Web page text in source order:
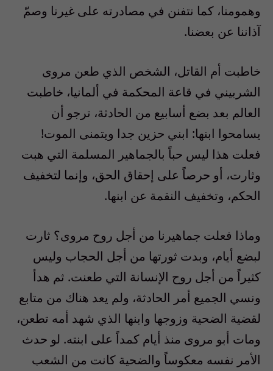
وهمومنا، كما نتفنن في مصادرته على غيرنا وصمّ
آذاننا عن بعضنا.
خاطبت أم القاتل، الشخص الذي طعن مروى
الشربيني في قاعة المحكمة في ألمانيا، خاطبت
العالم بعد بضع أسابيع من الحادثة، ترجو أن
يسامحوا ابنها: ابني حزين جدا ويتمنى الموت!
فعلت هذا ليس حباً بالجماهير المسلمة التي هبت
وثارت، أو حرصاً على إحقاق الحق، وإنما لتخفيف
الحكم، وتخفيف النقمة عن ابنها.
وماذا فعلت جماهيرنا من أجل روح مروى؟ ثارت
لبضع أيام، وبدت ثورتها من أجل الحجاب وليس
كثيراً من أجل روح الإنسانة التي طعنت. ثم هدأ
ونسي الجميع أمر الحادثة، ولم يعد هناك من متابع
لقضية الضحية وزوجها وابنها الذي شهد أمه تطعن،
ومات أبو مروى منذ أيام كمداً على ابنته. لو حدث
الأمر نفسه معكوساً والضحية كانت من الشعب